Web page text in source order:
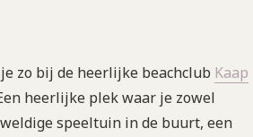
zo bij de heerlijke beachclub Kaap
heerlijke plek waar je zowel
speeltuin in de buurt, een